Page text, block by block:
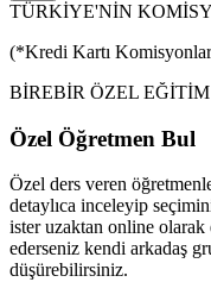
TÜRKİYE'NİN
(*Kredi Kartı
BİREBİR ÖZEL EĞİTİM
Özel Öğretmen Bul
Özel ders veren
detaylıca inceleyip
ister uzaktan online olarak
ederseniz kendi arkadaş
düşürebilirsiniz.